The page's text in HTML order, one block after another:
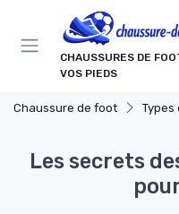
CHAUSSURES DE
VOS PIEDS
Chaussure de foot Types
Les secrets
Panneau de gestion des